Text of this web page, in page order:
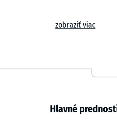
ihriskách. Povrch
Zloženie a vrstvy
zobraziť viac
Hlavné